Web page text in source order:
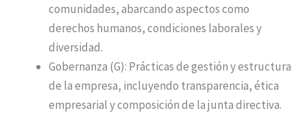
comunidades, abarcando aspectos como
derechos humanos, condiciones laborales y
diversidad.
Gobernanza (G): Prácticas de gestión y estructura
de la empresa, incluyendo transparencia, ética
empresarial y composición de la junta directiva.